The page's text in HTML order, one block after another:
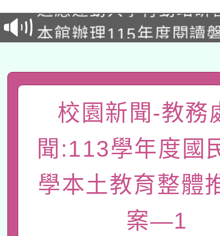
招)
本館辦理115年度閱讀
礎課程
A3數位素養講師名單
「數位內容與教學軟
pilot」
有關大陸委員會函釋公
薪期間赴陸應申請許可
轉知經濟部水利署委託
業技術研究院辦理「
用水績優單位及節水達
115年8月22日(星期六
開 智慧啟航」
2026年桃園地景藝術
本校115學年度第2次
校園新聞-教務
聞:113學年度國
學本土教育整體
案―1